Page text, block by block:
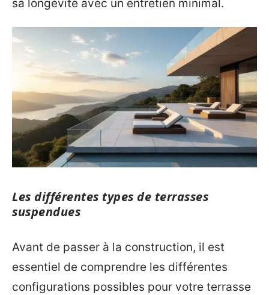
sa longévité avec un entretien minimal.
Les différentes types de terrasses
suspendues
Avant de passer à la construction, il est
essentiel de comprendre les différentes
configurations possibles pour votre terrasse